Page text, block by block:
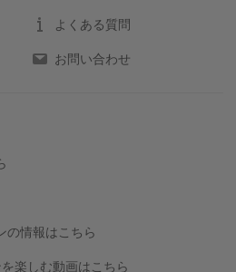
よくある質問
お問い合わせ
の情報はこちら
楽しむ動画はこちら